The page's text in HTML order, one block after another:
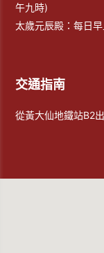
午九時)
太歲元辰殿：每日
交通指南
從黃大仙地鐵站B2